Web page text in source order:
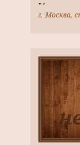
шпиатр,
г. Москва,